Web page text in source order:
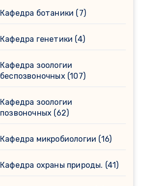
Кафедра ботаники (7)
Кафедра генетики (4)
Кафедра зоологии
беспозвоночных (107)
Кафедра зоологии
позвоночных (62)
Кафедра микробиологии (16)
Кафедра охраны природы. (41)